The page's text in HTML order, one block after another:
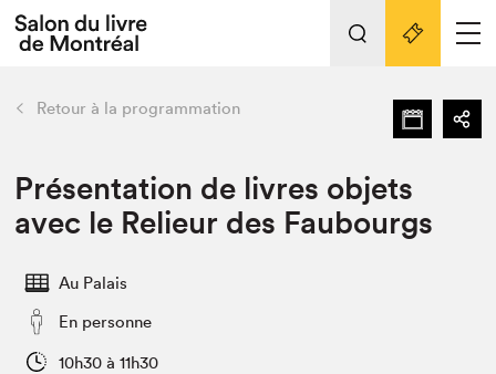
L'événement
Préparer sa visite au Salon
SLM PRO
retour Nos activités
Préparer sa visite
Salon au Palais
Salon dans la ville et en ligne
Liens pratiques
Retour à la programmation
Présentation de livres objets
avec le Relieur des Faubourgs
Au Palais
En personne
10h30 à 11h30